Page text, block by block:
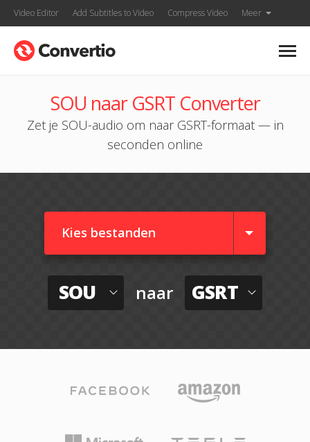
Video Editor Add Subtitles to Video Compress Video Meer
SOU naar GSRT Converter
Zet je SOU-audio om naar GSRT-formaat — in
seconden online
Kies bestanden
SOU naar GSRT